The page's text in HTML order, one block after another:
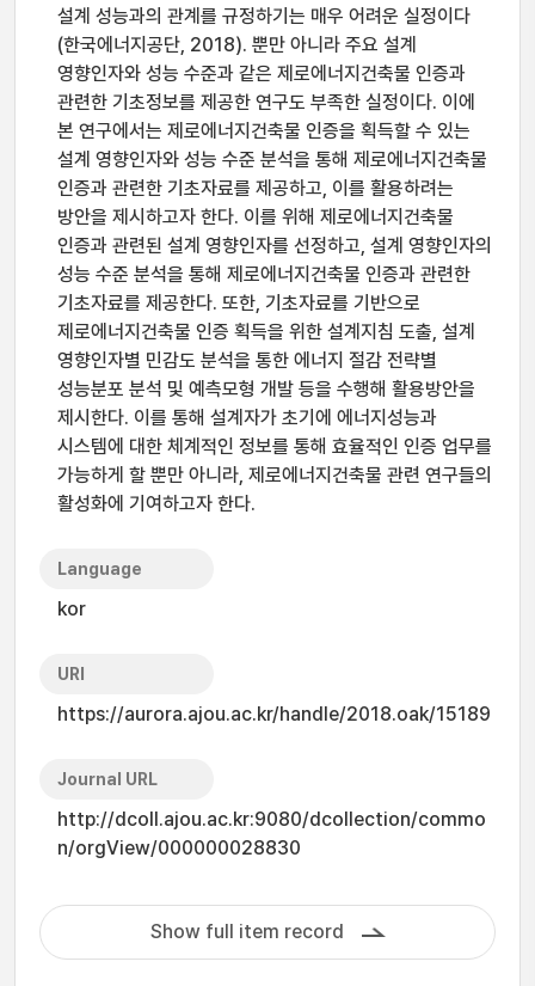
설계 성능과의 관계를 규정하기는 매우 어려운 실정이다
(한국에너지공단, 2018). 뿐만 아니라 주요 설계
영향인자와 성능 수준과 같은 제로에너지건축물 인증과
관련한 기초정보를 제공한 연구도 부족한 실정이다. 이에
본 연구에서는 제로에너지건축물 인증을 획득할 수 있는
설계 영향인자와 성능 수준 분석을 통해 제로에너지건축물
인증과 관련한 기초자료를 제공하고, 이를 활용하려는
방안을 제시하고자 한다. 이를 위해 제로에너지건축물
인증과 관련된 설계 영향인자를 선정하고, 설계 영향인자의
성능 수준 분석을 통해 제로에너지건축물 인증과 관련한
기초자료를 제공한다. 또한, 기초자료를 기반으로
제로에너지건축물 인증 획득을 위한 설계지침 도출, 설계
영향인자별 민감도 분석을 통한 에너지 절감 전략별
성능분포 분석 및 예측모형 개발 등을 수행해 활용방안을
제시한다. 이를 통해 설계자가 초기에 에너지성능과
시스템에 대한 체계적인 정보를 통해 효율적인 인증 업무를
가능하게 할 뿐만 아니라, 제로에너지건축물 관련 연구들의
활성화에 기여하고자 한다.
Language
kor
URI
https://aurora.ajou.ac.kr/handle/2018.oak/15189
Journal URL
http://dcoll.ajou.ac.kr:9080/dcollection/commo
n/orgView/000000028830
Show full item record